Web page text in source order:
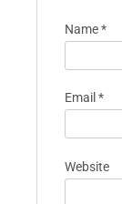
Name*
Email *
Website